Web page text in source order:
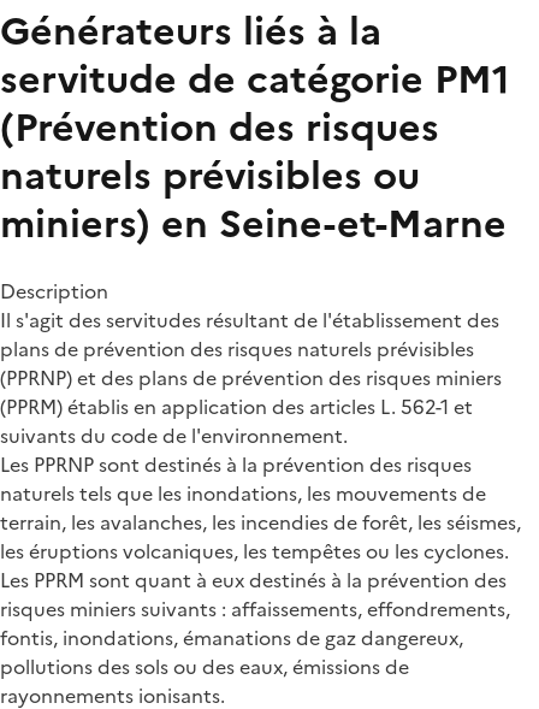
Générateurs liés à la
servitude de catégorie PM1
(Prévention des risques
naturels prévisibles ou
miniers) en Seine-et-Marne
Description
Il s'agit des servitudes résultant de l'établissement des
plans de prévention des risques naturels prévisibles
(PPRNP) et des plans de prévention des risques miniers
(PPRM) établis en application des articles L. 562-1 et
suivants du code de l'environnement.
Les PPRNP sont destinés à la prévention des risques
naturels tels que les inondations, les mouvements de
terrain, les avalanches, les incendies de forêt, les séismes,
les éruptions volcaniques, les tempêtes ou les cyclones.
Les PPRM sont quant à eux destinés à la prévention des
risques miniers suivants : affaissements, effondrements,
fontis, inondations, émanations de gaz dangereux,
pollutions des sols ou des eaux, émissions de
rayonnements ionisants.